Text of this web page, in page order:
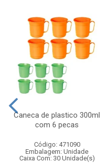
Caneca de plastico 300ml
com 6 pecas
Código: 471090
Embalagem: Unidade
Caixa Com: 30 Unidade(s)